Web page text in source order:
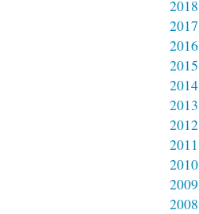
2018
2017
2016
2015
2014
2013
2012
2011
2010
2009
2008